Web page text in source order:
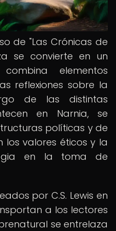
de "Las Crónicas de
se convierte en un
elementos
reflexiones sobre la
de las distintas
en Narnia, se
políticas y de
los valores éticos y la
en la toma de
por C.S. Lewis en
a los lectores
se entrelaza